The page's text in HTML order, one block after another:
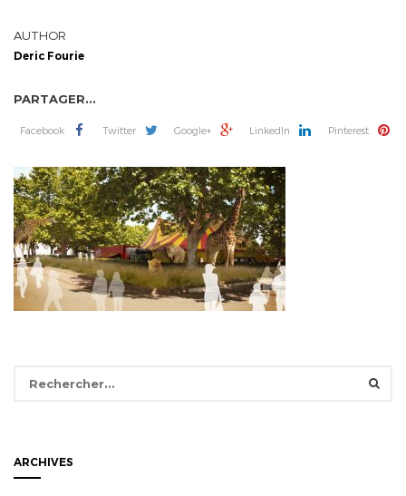
AUTHOR
Deric Fourie
PARTAGER...
Facebook Twitter Google+ LinkedIn Pinterest
ARCHIVES